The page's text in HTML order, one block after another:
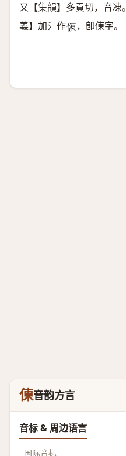
又【集韻】多貢切，音凍。
義】加氵作𠍀 ，卽倲字。
倲音韵方言
音标 & 周边语言
国际音标